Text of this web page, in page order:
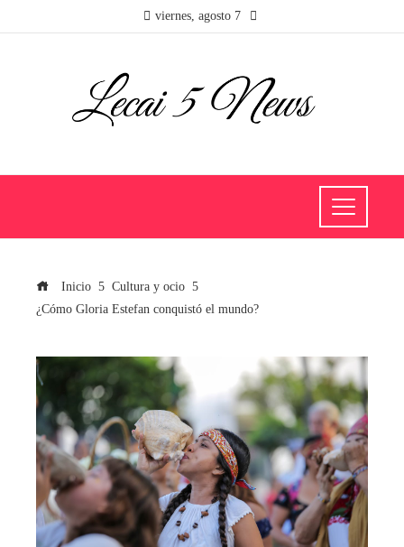
viernes, agosto 7
Inicio
Cultura y ocio
¿Cómo Gloria Estefan conquistó el mundo?